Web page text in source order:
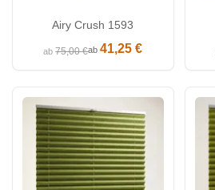
Airy Crush 1593
ab75,00 €ab41,25 €